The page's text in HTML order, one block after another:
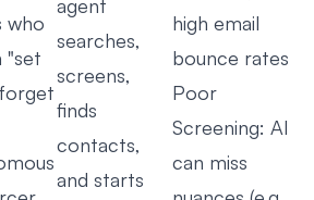
who
"set
agent
searches,
screens,
finds
contacts,
and starts
high email
bounce rates.
Poor
Screening: AI
can miss